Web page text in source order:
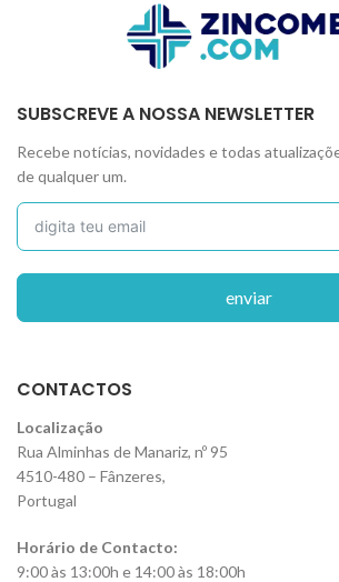
SUBSCREVE A NOSSA NEWSLETTER
Recebe notícias, novidades e todas
de qualquer um.
enviar
CONTACTOS
Localização
Rua Alminhas de Manariz, nº 95
4510-480 – Fânzeres,
Portugal
Horário de Contacto:
9:00 às 13:00h e 14:00 às 18:00h